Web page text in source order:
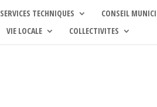
SERVICES TECHNIQUES CONSEIL
VIE LOCALE COLLECTIVITES